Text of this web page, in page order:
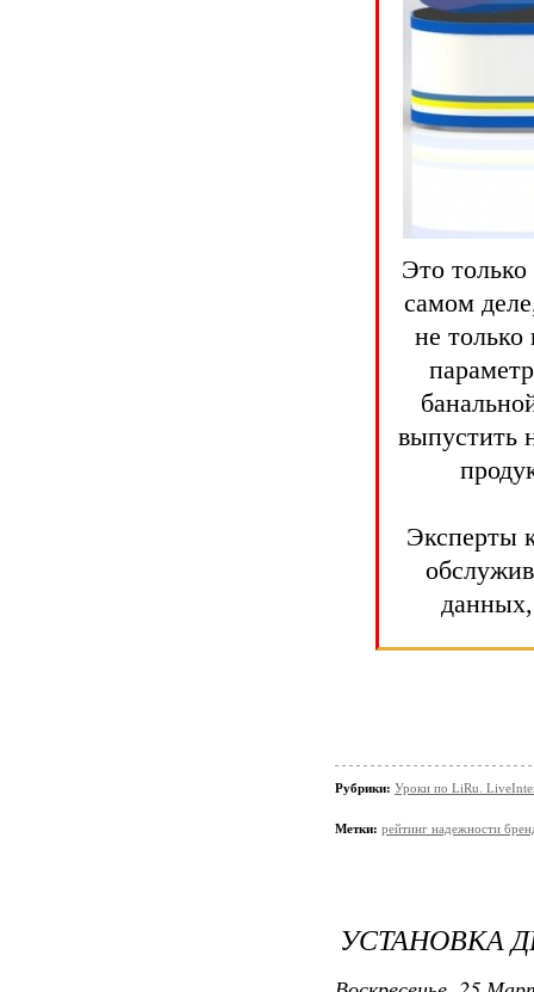
Это
самом
не только
выпустить
Эксперты
Рубрики: Уроки по LiRu.
Метки: рейтинг надежности
УСТАНОВКА